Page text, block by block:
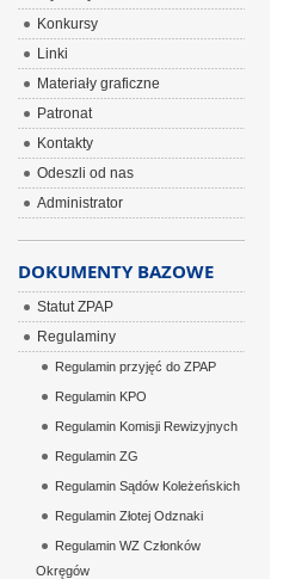
Konkursy
Linki
Materiały graficzne
Patronat
Kontakty
Odeszli od nas
Administrator
DOKUMENTY BAZOWE
Statut ZPAP
Regulaminy
Regulamin przyjęć do ZPAP
Regulamin KPO
Regulamin Komisji Rewizyjnych
Regulamin ZG
Regulamin Sądów Koleżeńskich
Regulamin Złotej Odznaki
Regulamin WZ Członków
Okręgów